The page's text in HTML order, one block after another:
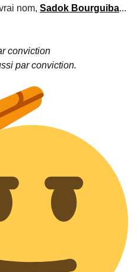
nom, Sadok Bourguiba...
conviction
par conviction.